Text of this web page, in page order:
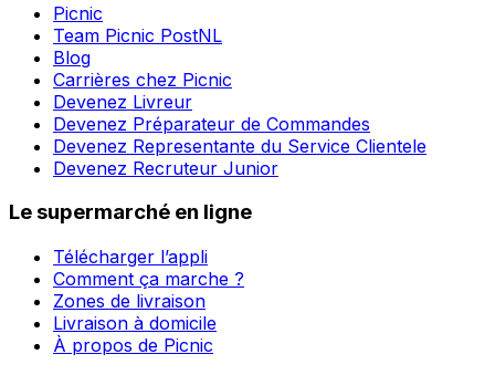
Picnic
Team Picnic PostNL
Blog
Carrières chez Picnic
Devenez Livreur
Devenez Préparateur de Commandes
Devenez Representante du Service Clientele
Devenez Recruteur Junior
Le supermarché en ligne
Télécharger l’appli
Comment ça marche ?
Zones de livraison
Livraison à domicile
À propos de Picnic